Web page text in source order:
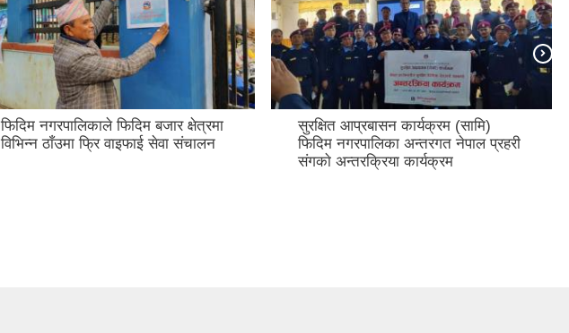
फिदिम नगरपालिकाले फिदिम बजार क्षेत्रमा
विभिन्न ठाँउमा फ्रि वाइफाई सेवा संचालन
सुरक्षित आप्रबासन कार्यक्रम (सामि)
फिदिम नगरपालिका अन्तरगत नेपाल प्रहरी
संगकाे अन्तरक्रिया कार्यक्रम